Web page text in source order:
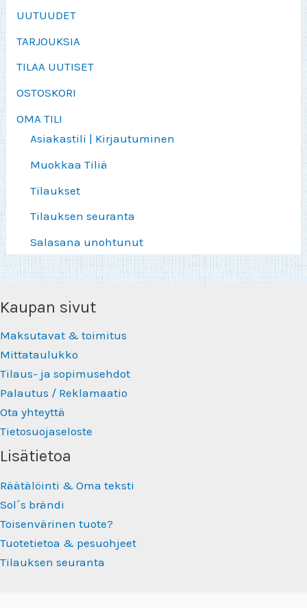
UUTUUDET
TARJOUKSIA
TILAA UUTISET
OSTOSKORI
OMA TILI
Asiakastili | Kirjautuminen
Muokkaa Tiliä
Tilaukset
Tilauksen seuranta
Salasana unohtunut
Kaupan sivut
Maksutavat & toimitus
Mittataulukko
Tilaus- ja sopimusehdot
Palautus / Reklamaatio
Ota yhteyttä
Tietosuojaseloste
Lisätietoa
Räätälöinti & Oma teksti
Sol´s brändi
Toisenvärinen tuote?
Tuotetietoa & pesuohjeet
Tilauksen seuranta